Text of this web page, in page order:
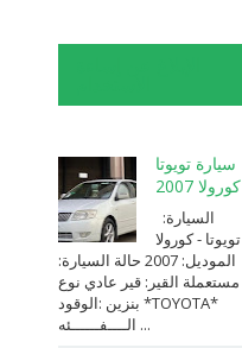
سيارة تويوتا
كورولا 2007
⁨تويوتا⁩ - ⁨كورولا⁩
الموديل: ⁨2007⁩ حالة السيارة:
⁨مستعملة⁩ القير: ⁨قير عادي⁩ نوع
الوقود: ⁨بنزين⁩ *TOYOTA*
الــــفــــــئه ...